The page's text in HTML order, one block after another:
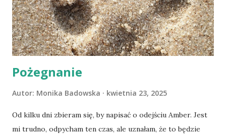
Pożegnanie
Autor: Monika Badowska kwietnia 23, 2025
Od kilku dni zbieram się, by napisać o odejściu Amber. Jest
mi trudno, odpycham ten czas, ale uznałam, że to będzie